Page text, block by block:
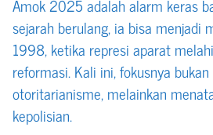
sejarah berulang, ia bisa menjadi
1998, ketika represi aparat
reformasi. Kali ini, fokusnya
otoritarianisme, melainkan
kepolisian.